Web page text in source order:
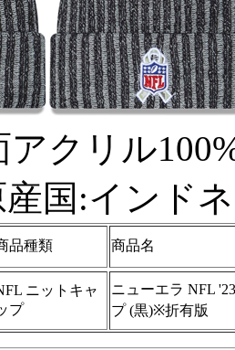
アクリル
国:インド
品種類 商品名
ニットキャ
プ
ニューエラ NFL
プ (黒)※折有版